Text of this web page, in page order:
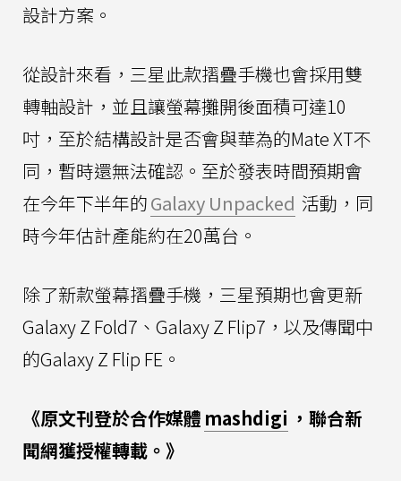
設計方案。
從設計來看，三星此款摺疊手機也會採用雙
轉軸設計，並且讓螢幕攤開後面積可達10
吋，至於結構設計是否會與華為的Mate XT不
同，暫時還無法確認。至於發表時間預期會
在今年下半年的Galaxy Unpacked 活動，同
時今年估計產能約在20萬台。
除了新款螢幕摺疊手機，三星預期也會更新
Galaxy Z Fold7、Galaxy Z Flip7，以及傳聞中
的Galaxy Z Flip FE。
《原文刊登於合作媒體 mashdigi ，聯合新
聞網獲授權轉載。》